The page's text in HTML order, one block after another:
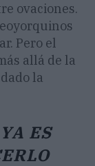
ovaciones.
Pero el
allá de la
la
ES